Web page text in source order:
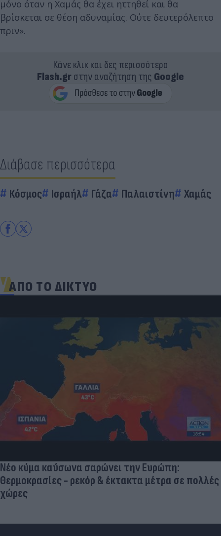
μόνο όταν η Χαμάς θα έχει ηττηθεί και θα
βρίσκεται σε θέση αδυναμίας. Ούτε δευτερόλεπτο
πριν».
Κάνε κλικ και δες περισσότερο
Flash.grστην αναζήτηση της Google
Διάβασε περισσότερα
Κόσμος Ισραήλ Γάζα Παλαιστίνη Χαμάς
ΑΠΟ ΤΟ ΔΙΚΤΥΟ
Νέο κύμα καύσωνα σαρώνει την Ευρώπη:
Θερμοκρασίες - ρεκόρ & έκτακτα μέτρα σε πολλές
χώρες